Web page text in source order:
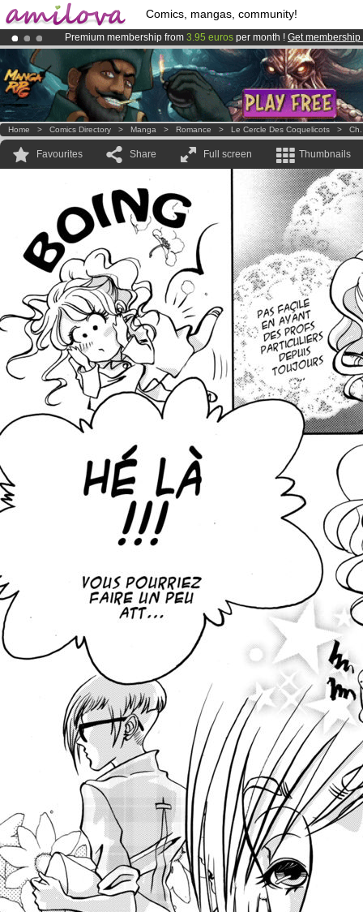
Comics, mangas, community!
Premium membership from 3.95 euros per month ! Get membership
AmilovaKickstarter is now LIVE!.
Already 100000 membersand 1000 comics & mangas!.
Home > Comics Directory > Manga > Romance > Le Cercle Des Coquelicots >
Favourites Share Full screen Thumbnails